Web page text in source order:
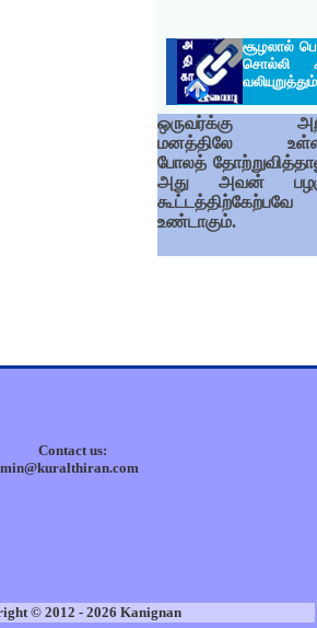
சூழலால்
சொல்லி
ஒருவர்க்கு
மனத்திலே
போலத்
அது அவன்
கூட்டத்திற்கேற்பவே
உண்டாகும்.
Contact us:
© 2012 - 2026 Kanignan